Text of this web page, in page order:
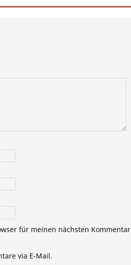
für meinen nächsten Kommentar
via E-Mail.